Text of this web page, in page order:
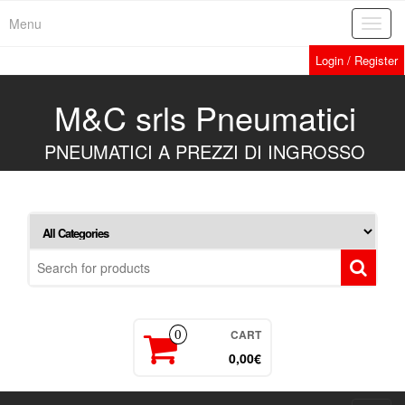
Menu
Login / Register
M&C srls Pneumatici
PNEUMATICI A PREZZI DI INGROSSO
0 CART
0,00€